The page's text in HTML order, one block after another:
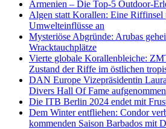
Armenien – Die Top-5 Outdoor-
Algen statt Korallen: Eine Riffinsel
Umwelteinflüsse an
Mysteriöse Abgründe: Arubas
Wracktauchplätze
Vierte globale Korallenbleiche:
Zustand der Riffe im östlichen
DAN Europe Vizepräsidentin
Divers Hall Of Fame aufgenommen
Die ITB Berlin 2024 endet mit
Dem Winter entfliehen: Condor
kommenden Saison Barbados mit